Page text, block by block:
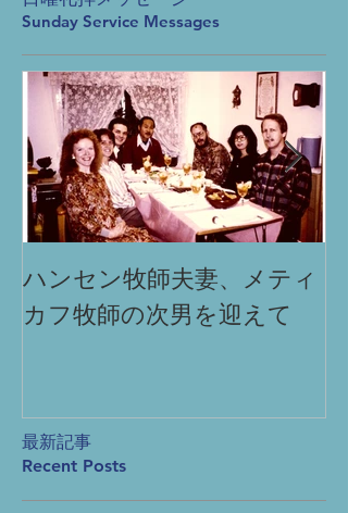
Sunday Service Messages
ハンセン牧師夫妻、メティ
カフ牧師の次男を迎えて
最新記事
Recent Posts